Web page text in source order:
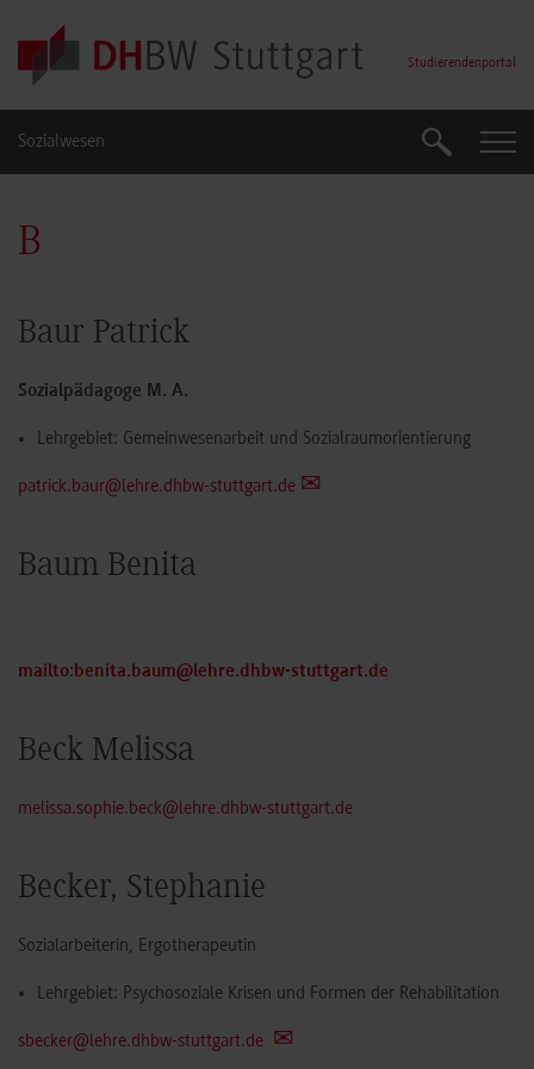
Skip to main content
Studierendenportal
Sozialwesen Suche
B
Baur Patrick
Sozialpädagoge M. A.
Lehrgebiet: Gemeinwesenarbeit und Sozialraumorientierung
patrick.baur@lehre.dhbw-stuttgart.de
Baum Benita
mailto:benita.baum@lehre.dhbw-stuttgart.de
Beck Melissa
melissa.sophie.beck@lehre.dhbw-stuttgart.de
Becker, Stephanie
Sozialarbeiterin, Ergotherapeutin
Lehrgebiet: Psychosoziale Krisen und Formen der Rehabilitation
sbecker@lehre.dhbw-stuttgart.de